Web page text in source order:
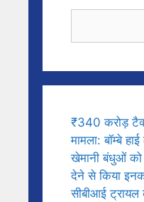
₹340 करोड़
मामला: बॉम्बे
खेमानी बंधुओं को
देने से किया
सीबीआई ट्रायल